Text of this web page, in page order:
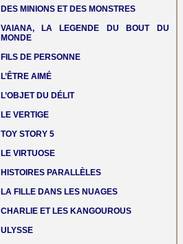
DES MINIONS ET DES MONSTRES
VAIANA, LA LEGENDE DU BOUT DU
MONDE
FILS DE PERSONNE
L’ÊTRE AIMÉ
L’OBJET DU DÉLIT
LE VERTIGE
TOY STORY 5
LE VIRTUOSE
HISTOIRES PARALLÈLES
LA FILLE DANS LES NUAGES
CHARLIE ET LES KANGOUROUS
ULYSSE